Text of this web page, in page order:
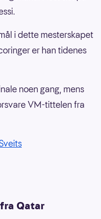
i dette mesterskapet
er han tidenes
noen gang, mens
VM-tittelen fra
Qatar